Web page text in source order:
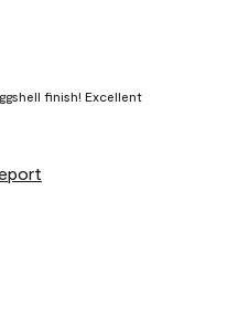
finish! Excellent